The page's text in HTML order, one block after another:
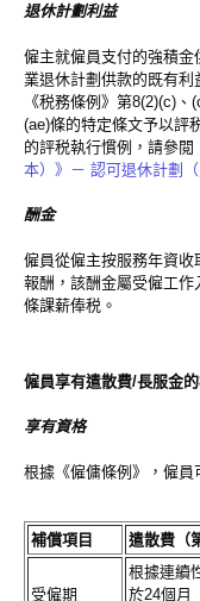
退休計劃利益
僱主就僱員支付的強積
業退休計劃供款的既有
《税務條例》第8(2)(c)
(ae)條的特定條文予以評
的評税執行慣例，請參閲
本）》－ 認可退休計劃（
酬金
僱員從僱主按服務年資
報酬，該酬金屬受僱工作
條課薪俸税。
僱員享有遣散費/長服金的
享有資格
根據《僱傭條例》，僱員
補償項目 遣散費（
受僱期
根據連續
於24個月